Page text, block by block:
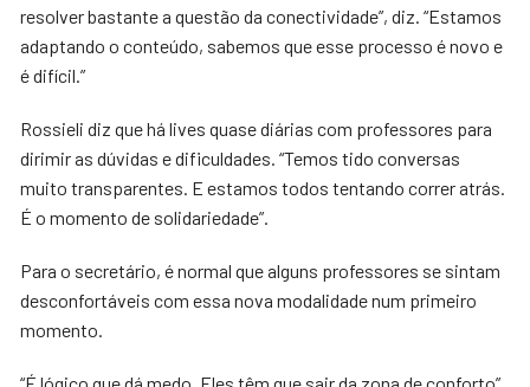
resolver bastante a questão da conectividade”, diz. “Estamos
adaptando o conteúdo, sabemos que esse processo é novo e
é difícil.”
Rossieli diz que há lives quase diárias com professores para
dirimir as dúvidas e dificuldades. “Temos tido conversas
muito transparentes. E estamos todos tentando correr atrás.
É o momento de solidariedade”.
Para o secretário, é normal que alguns professores se sintam
desconfortáveis com essa nova modalidade num primeiro
momento.